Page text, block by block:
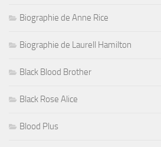
Biographie de Anne Rice
Biographie de Laurell Hamilton
Black Blood Brother
Black Rose Alice
Blood Plus